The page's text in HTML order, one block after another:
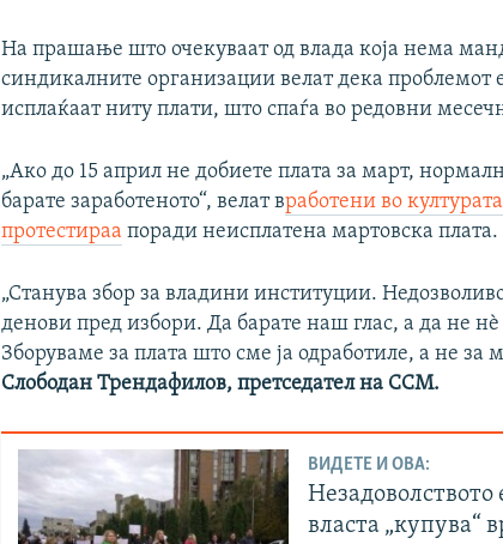
На прашање што очекуваат од влада која нема
синдикалните организации велат дека
исплаќаат ниту плати, што спаѓа во редовни
„Ако до 15 април не добиете плата за март,
барате заработеното“, велат вработени во
протестираа поради неисплатена мартовска плата.
„Станува збор за владини институции.
денови пред избори. Да барате наш глас, а да не
Зборуваме за плата што сме ја одработиле, а не за
Слободан Трендафилов, претседател на ССМ.
ВИДЕТЕ И ОВА:
Незадоволството
власта „купува“